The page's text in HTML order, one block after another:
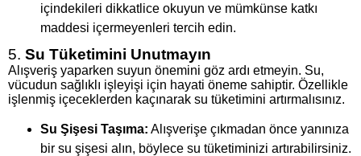
içindekileri dikkatlice okuyun ve mümkünse katkı
maddesi içermeyenleri tercih edin.
5. Su Tüketimini Unutmayın
Alışveriş yaparken suyun önemini göz ardı etmeyin. Su,
vücudun sağlıklı işleyişi için hayati öneme sahiptir. Özellikle
işlenmiş içeceklerden kaçınarak su tüketimini artırmalısınız.
Su Şişesi Taşıma: Alışverişe çıkmadan önce yanınıza
bir su şişesi alın, böylece su tüketiminizi artırabilirsiniz.